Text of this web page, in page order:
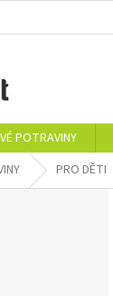
POTRAVINY
PRO DĚTI